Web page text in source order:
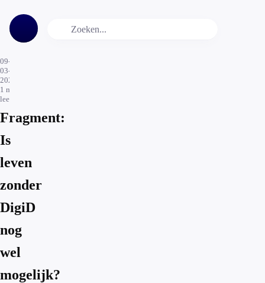
09-
03-
2026
1 min.
leestijd
Fragment:
Is
leven
zonder
DigiD
nog
wel
mogelijk?